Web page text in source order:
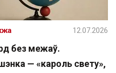
без межаў.
— «кароль свету»,
12.07.2026